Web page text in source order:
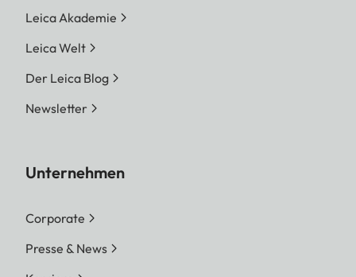
Leica Akademie
Leica Welt
Der Leica Blog
Newsletter
Unternehmen
Corporate
Presse & News